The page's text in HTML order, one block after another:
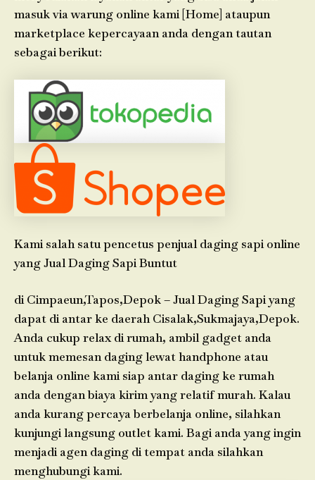
masuk via warung online kami [Home] ataupun
marketplace kepercayaan anda dengan tautan
sebagai berikut:
Kami salah satu pencetus penjual daging sapi online
yang Jual Daging Sapi Buntut
di Cimpaeun,Tapos,Depok – Jual Daging Sapi yang
dapat di antar ke daerah Cisalak,Sukmajaya,Depok.
Anda cukup relax di rumah, ambil gadget anda
untuk memesan daging lewat handphone atau
belanja online kami siap antar daging ke rumah
anda dengan biaya kirim yang relatif murah. Kalau
anda kurang percaya berbelanja online, silahkan
kunjungi langsung outlet kami. Bagi anda yang ingin
menjadi agen daging di tempat anda silahkan
menghubungi kami.